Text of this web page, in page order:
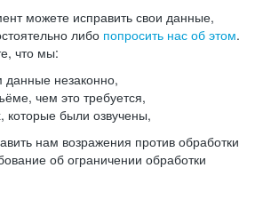
можете исправить свои данные,
либо попросить нас об этом.
что мы:
незаконно,
чем это требуется,
которые были озвучены,
нам возражения против обработки
об ограничении обработки